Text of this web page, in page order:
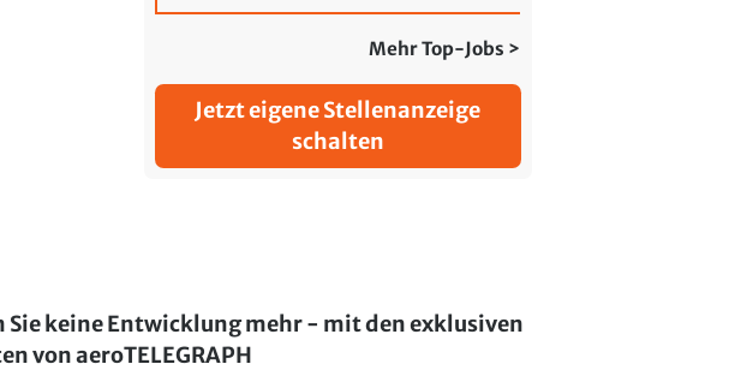
Mehr Top-Jobs >
Jetzt eigene Stellenanzeige
schalten
keine Entwicklung mehr - mit den exklusiven
von aeroTELEGRAPH